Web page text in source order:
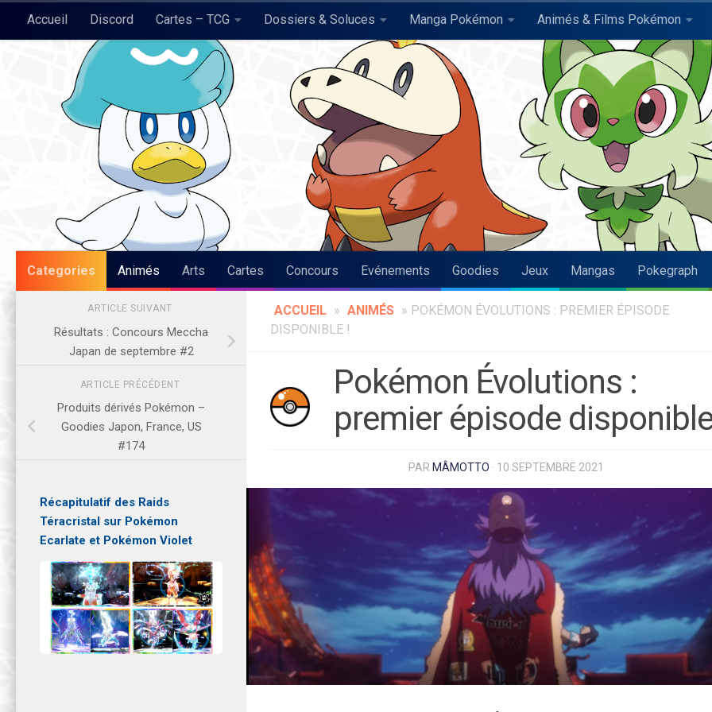
Skip to content
Accueil Discord Cartes – TCG Dossiers & Soluces Manga Pokémon Animés & Films Pokémon
Pokégraph
Categories Animés Arts Cartes Concours Evénements Goodies Jeux Mangas Pokegraph
ACCUEIL » ANIMÉS » POKÉMON ÉVOLUTIONS : PREMIER ÉPISODE
DISPONIBLE !
Pokémon Évolutions :
premier épisode
PAR MÂMOTTO · 10 SEPTEMBRE 2021
ARTICLE SUIVANT
Résultats : Concours Meccha
Japan de septembre #2
ARTICLE PRÉCÉDENT
Produits dérivés Pokémon –
Goodies Japon, France, US
#174
Récapitulatif des Raids
Téracristal sur Pokémon
Ecarlate et Pokémon Violet